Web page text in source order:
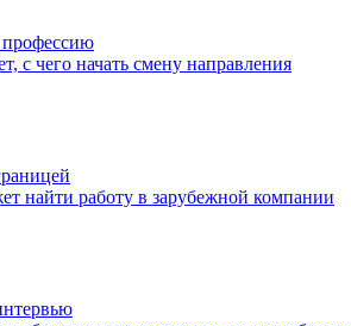
с чего начать смену направления
найти работу в зарубежной компании